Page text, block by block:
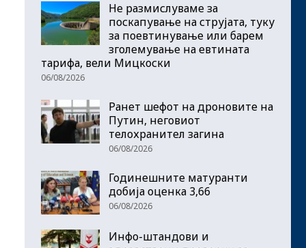
Не размислуваме за
поскапување на струјата, туку
за поевтинување или барем
зголемување на евтината
тарифа, вели Мицкоски
06/08/2026
Ранет шефот на дроновите на
Путин, неговиот
телохранител загина
06/08/2026
Годинешните матуранти
добија оценка 3,66
06/08/2026
Инфо-штандови и